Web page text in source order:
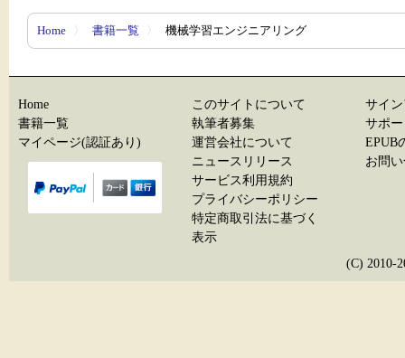
Home 〉 書籍一覧 〉 機械学習エンジニアリング
Home
書籍一覧
マイページ(認証あり)
このサイトについて
執筆者募集
運営会社について
ニュースリリース
サービス利用規約
プライバシーポリシー
特定商取引法に基づく
表示
サイ
サポ
EPUB
お問
(C) 2010-